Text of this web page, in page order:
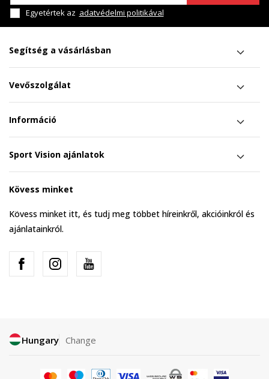
Egyetértek az adatvédelmi politikával
Segítség a vásárlásban
Vevőszolgálat
Információ
Sport Vision ajánlatok
Kövess minket
Kövess minket itt, és tudj meg többet híreinkről, akcióinkról és
ajánlatainkról.
Hungary Change